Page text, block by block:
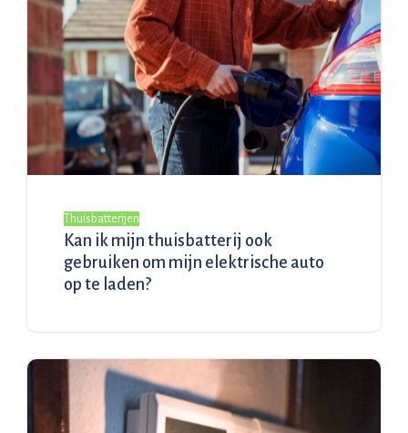
Thuisbatterijen
Kan ik mijn thuisbatterij ook
gebruiken om mijn elektrische auto
op te laden?